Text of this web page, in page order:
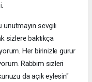
unutmayın sevgili
sizlere baktıkça
Her birinizle gurur
Rabbim sizleri
da açık eylesin"